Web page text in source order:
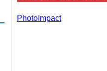
PhotoImpact